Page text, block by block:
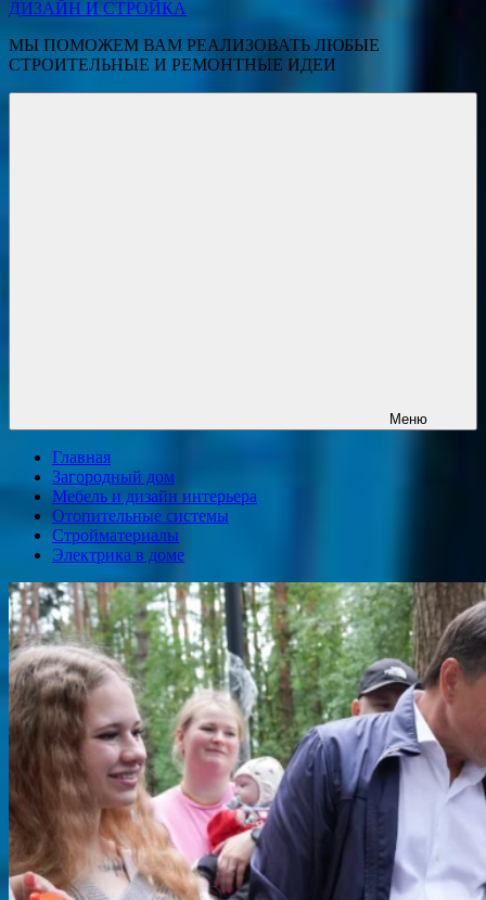
ДИЗАЙН И СТРОЙКА
МЫ ПОМОЖЕМ ВАМ РЕАЛИЗОВАТЬ ЛЮБЫЕ
СТРОИТЕЛЬНЫЕ И РЕМОНТНЫЕ ИДЕИ
Меню
Главная
Загородный дом
Мебель и дизайн интерьера
Отопительные системы
Стройматериалы
Электрика в доме